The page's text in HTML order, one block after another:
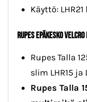
Käyttö:
Rupes EPÄKESKO
Rupes Talla
slim LHR15
Rupes Talla